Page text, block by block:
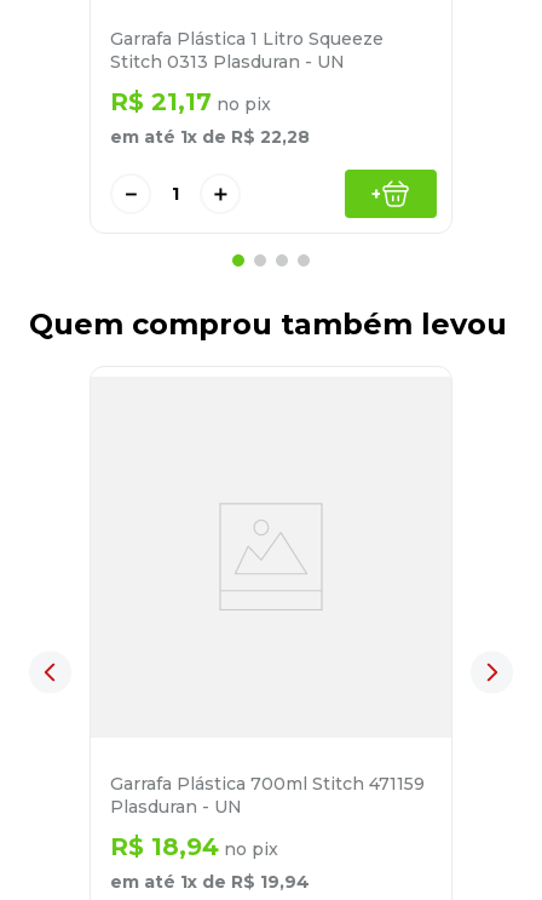
Garrafa Plástica 1 Litro Squeeze
Stitch 0313 Plasduran - UN
R$ 21,17 no pix
em até 1x de R$ 22,28
＋
－ +
Quem comprou também levou
Garrafa Plástica 700ml Stitch 471159
Plasduran - UN
R$ 18,94 no pix
em até 1x de R$ 19,94